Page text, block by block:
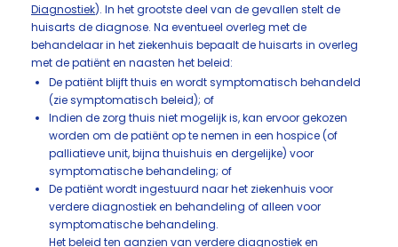
Diagnostiek). In het grootste deel van de gevallen stelt de
huisarts de diagnose. Na eventueel overleg met de
behandelaar in het ziekenhuis bepaalt de huisarts in overleg
met de patiënt en naasten het beleid:
De patiënt blijft thuis en wordt symptomatisch behandeld
(zie symptomatisch beleid); of
Indien de zorg thuis niet mogelijk is, kan ervoor gekozen
worden om de patiënt op te nemen in een hospice (of
palliatieve unit, bijna thuishuis en dergelijke) voor
symptomatische behandeling; of
De patiënt wordt ingestuurd naar het ziekenhuis voor
verdere diagnostiek en behandeling of alleen voor
symptomatische behandeling.
Het beleid ten aanzien van verdere diagnostiek en